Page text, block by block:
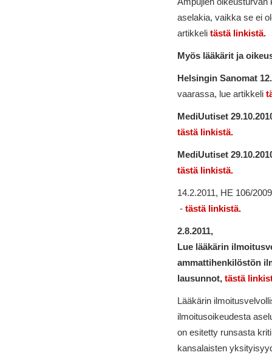
aselakia, vaikka se ei
artikkeli tästä linkistä.
Myös lääkärit ja
Helsingin Sanomat
vaarassa, lue artikkeli
MediUutiset
tästä linkistä.
MediUutiset
tästä linkistä.
14.2.2011, HE 106/
- tästä linkistä.
2.8.2011,
Lue lääkärin
ammattihenkilöstön
lausunnot, tästä
Lääkärin
ilmoitusoikeudesta
on esitetty runsasta
kansalaisten